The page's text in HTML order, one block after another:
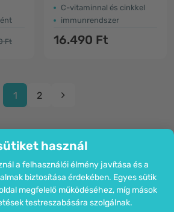
használ
a felhasználói élmény javítása és a
biztosítása érdekében. Egyes sütik
megfelelő működéséhez, míg mások
testreszabására szolgálnak.
Ft
C-vitaminnal és cinkkel
immunrendszer
16.490 Ft
1 2